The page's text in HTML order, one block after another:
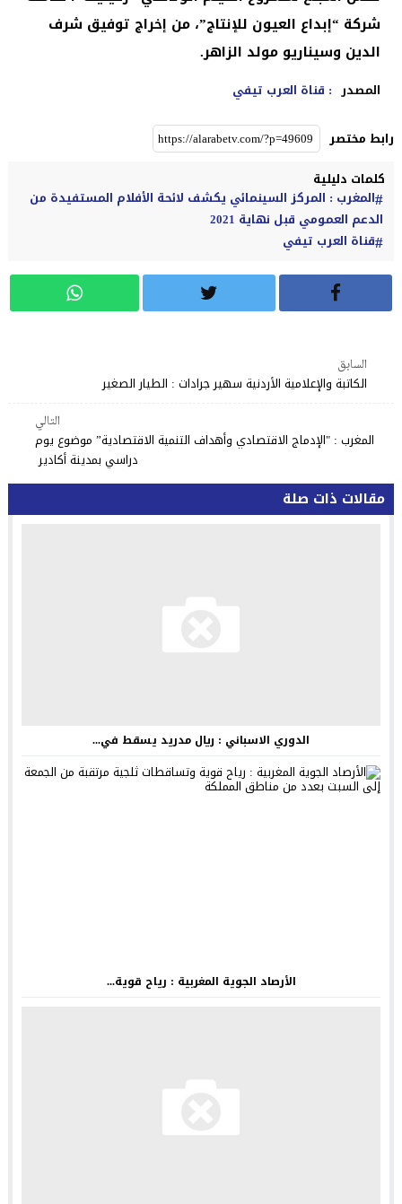
شركة “إبداع العيون للإنتاج”، من إخراج توفيق شرف
الدين وسيناريو مولد الزاهر.
المصدر : قناة العرب تيفي
رابط مختصر
كلمات دليلية
المغرب : المركز السينمائي يكشف لائحة الأفلام المستفيدة من
الدعم العمومي قبل نهاية 2021
قناة العرب تيفي
السابق
الكاتبة والإعلامية الأردنية سهير جرادات : الطيار الصغير
التالي
المغرب : "الإدماج الاقتصادي وأهداف التنمية الاقتصادية” موضوع يوم
دراسي بمدينة أكادير ‏
مقالات ذات صلة
الدوري الاسباني : ريال مدريد يسقط في...
الأرصاد الجوية المغربية : رياح قوية...